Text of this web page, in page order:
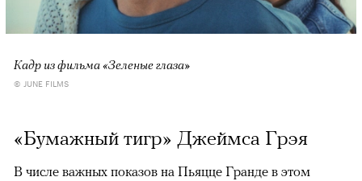
Кадр из фильма «Зеленые глаза»
© JUNE FILMS
«Бумажный тигр» Джеймса Грэя
В числе важных показов на Пьяцце Гранде в этом